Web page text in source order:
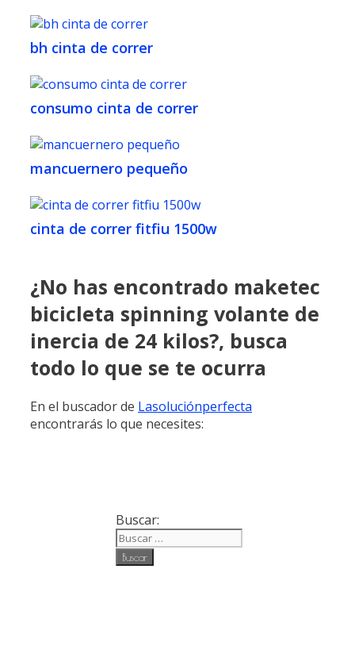
bh cinta de correr
consumo cinta de correr
mancuernero pequeño
cinta de correr fitfiu 1500w
¿No has encontrado maketec
bicicleta spinning volante de
inercia de 24 kilos?, busca
todo lo que se te ocurra
En el buscador de Lasoluciónperfecta
encontrarás lo que necesites:
Buscar: